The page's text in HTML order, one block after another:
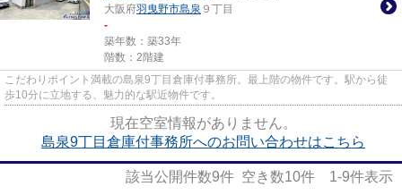
大阪府羽曳野市島泉 ９丁目
-
築年数：築33年
階数：2階建
こだわりポイント満載の島泉9丁目倉庫付事務所。最上階の物件です。駅から徒
歩10分に立地する、魅力的な駅近物件です。
現在空室情報がありません。
島泉9丁目倉庫付事務所へのお問い合わせはこちら
該当公開件数9件 空き数10件 1-9件表示